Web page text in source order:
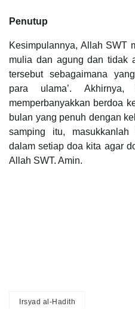
Penutup
Kesimpulannya, Allah SWT
mulia dan agung dan tidak
tersebut sebagaimana
para ulama’. Akhirnya,
memperbanyakkan berdoa
bulan yang penuh dengan
samping itu,
dalam setiap doa kita agar
Allah SWT. Amin.
Irsyad al-Hadith